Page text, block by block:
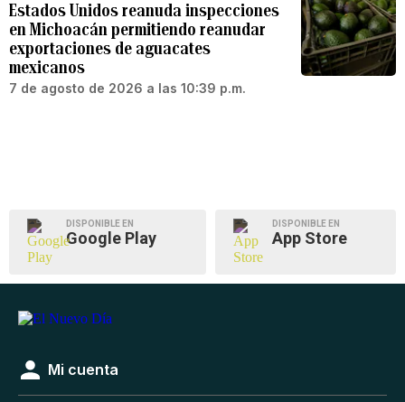
Estados Unidos reanuda inspecciones
en Michoacán permitiendo reanudar
exportaciones de aguacates
mexicanos
7 de agosto de 2026 a las 10:39 p.m.
DISPONIBLE EN
Google Play
DISPONIBLE EN
App Store
Mi cuenta